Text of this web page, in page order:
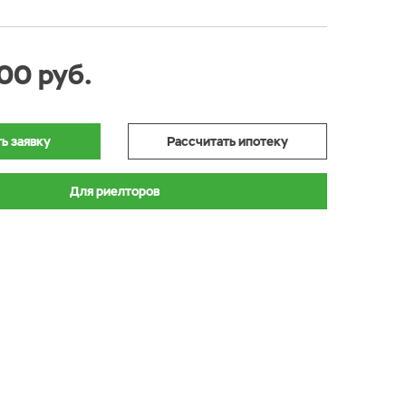
руб.
заявку Рассчитать ипотеку
Для риелторов